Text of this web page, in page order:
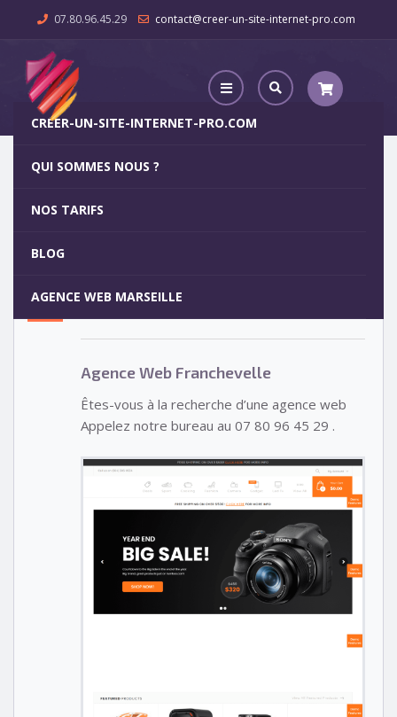
07.80.96.45.29 contact@creer-un-site-internet-pro.com
CREER-UN-SITE-INTERNET-PRO.COM
QUI SOMMES NOUS ?
NOS TARIFS
BLOG
AGENCE WEB MARSEILLE
Agence Web Franchevelle
5
Votre site internet pour 29€
Agence Web Franchevelle
Êtes-vous à la recherche d’une agence web
Appelez notre bureau au 07 80 96 45 29 .